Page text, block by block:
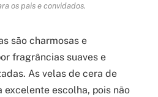
os pais e convidados.
são charmosas e
fragrâncias suaves e
As velas de cera de
excelente escolha, pois não